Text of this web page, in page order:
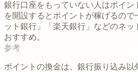
銀行口座をもっていない人はポイン
を開設するとポイントが稼げるので
ット銀行」「楽天銀行」などのネッ
おすすめ。
ポイントの換金は、銀行振り込み以